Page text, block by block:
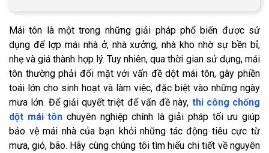
Mái tôn là một trong những giải pháp phổ biến được sử
dụng để lợp mái nhà ở, nhà xưởng, nhà kho nhờ sự bền bỉ,
nhẹ và giá thành hợp lý. Tuy nhiên, qua thời gian sử dụng, mái
tôn thường phải đối mặt với vấn đề dột mái tôn, gây phiền
toái lớn cho sinh hoạt và làm việc, đặc biệt vào những ngày
mưa lớn. Để giải quyết triệt để vấn đề này, thi công chống
dột mái tôn chuyên nghiệp chính là giải pháp tối ưu giúp
bảo vệ mái nhà của bạn khỏi những tác động tiêu cực từ
mưa, gió, bão. Hãy cùng chúng tôi tìm hiểu chi tiết về nguyên